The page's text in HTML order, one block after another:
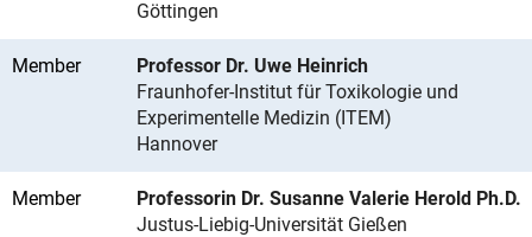
Göttingen
Member
Professor Dr. Uwe Heinrich
Fraunhofer-Institut für Toxikologie und
Experimentelle Medizin (ITEM)
Hannover
Member
Professorin Dr. Susanne Valerie Herold Ph.D.
Justus-Liebig-Universität Gießen